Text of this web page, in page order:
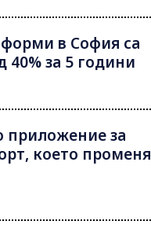
в София са
40% за 5 години
приложение за
което променя